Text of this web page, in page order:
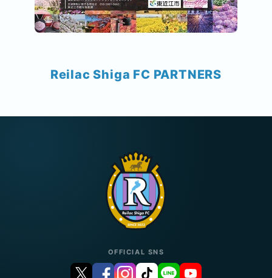
Reilac Shiga FC PARTNERS
OFFICIAL SNS